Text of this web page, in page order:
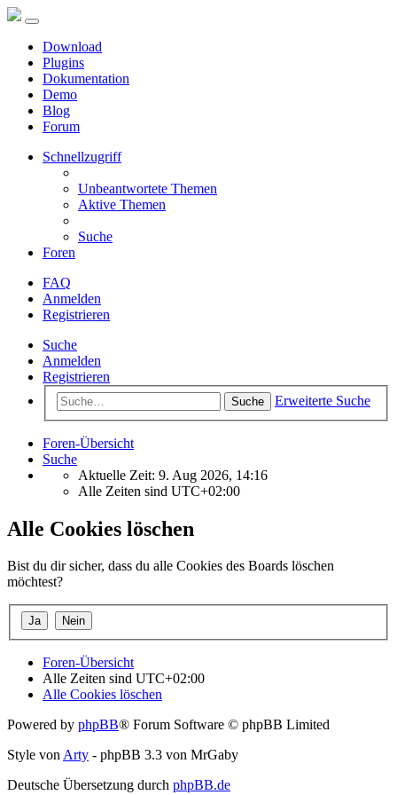
Download
Plugins
Dokumentation
Demo
Blog
Forum
Schnellzugriff
Unbeantwortete Themen
Aktive Themen
Suche
Foren
FAQ
Anmelden
Registrieren
Suche
Anmelden
Registrieren
Suche Erweiterte Suche
Foren-Übersicht
Suche
Aktuelle Zeit: 9. Aug 2026, 14:16
Alle Zeiten sind UTC+02:00
Alle Cookies löschen
Bist du dir sicher, dass du alle Cookies des Boards löschen
möchtest?
Foren-Übersicht
Alle Zeiten sind UTC+02:00
Alle Cookies löschen
Powered by phpBB® Forum Software © phpBB Limited
Style von Arty - phpBB 3.3 von MrGaby
Deutsche Übersetzung durch phpBB.de